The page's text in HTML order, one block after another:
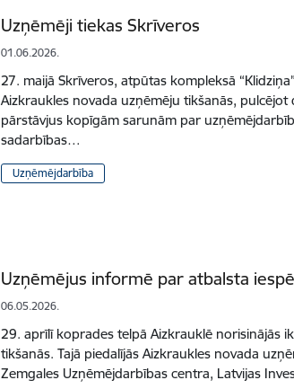
Uzņēmēji tiekas Skrīveros
01.06.2026.
27. maijā Skrīveros, atpūtas kompleksā
Aizkraukles novada uzņēmēju tikšanās, pulcējot
pārstāvjus kopīgām sarunām par
sadarbības…
Uzņēmējdarbība
Uzņēmējus informē par atbalsta
06.05.2026.
29. aprīlī koprades telpā Aizkrauklē norisinājās
tikšanās. Tajā piedalījās Aizkraukles novada
Zemgales Uzņēmējdarbības centra, Latvijas